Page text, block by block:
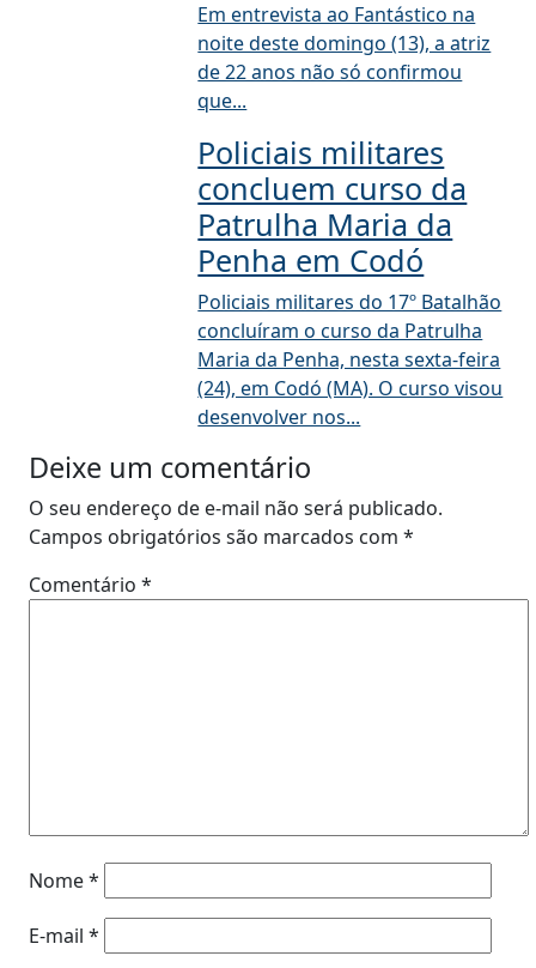
Em entrevista ao Fantástico na
noite deste domingo (13), a atriz
de 22 anos não só confirmou
que...
Policiais militares
concluem curso da
Patrulha Maria da
Penha em Codó
Policiais militares do 17º Batalhão
concluíram o curso da Patrulha
Maria da Penha, nesta sexta-feira
(24), em Codó (MA). O curso visou
desenvolver nos...
Deixe um comentário
O seu endereço de e-mail não será publicado.
Campos obrigatórios são marcados com *
Comentário *
Nome*
E-mail *